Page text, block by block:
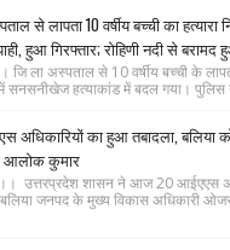
से लापता 10 वर्षीय बच्ची का
हुआ गिरफ्तार; रोहिणी नदी से
जि ला अस्पताल से 10 वर्षीय बच्ची के
हत्याकांड में बदल गया। पुलिस ने
अधिकारियों का हुआ तबादला, बलिया
आलोक कुमार
उत्तरप्रदेश शासन ने आज 20 आईएएस
जनपद के मुख्य विकास अधिकारी